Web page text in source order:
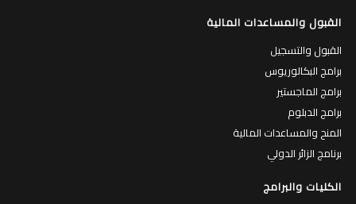
القبول والمساعدات المالية
القبول والتسجيل
برامج البكالوريوس
برامج الماجستير
برامج الدبلوم
المنح والمساعدات المالية
برنامج الزائر الدولي
الكليات والبرامج